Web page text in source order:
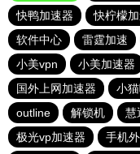
快鸭加速器
快柠檬
软件中心
雷霆加速
小美vpn
小美加速器
国外上网加速器
小
outline
解锁机 慧
极光vp加速器
手机